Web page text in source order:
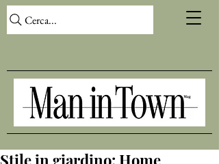
Cerca...
Stile in giardino: Home